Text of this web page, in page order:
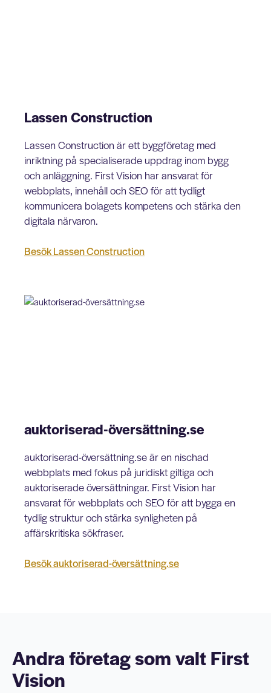
Lassen Construction
Lassen Construction är ett byggföretag med
inriktning på specialiserade uppdrag inom bygg
och anläggning. First Vision har ansvarat för
webbplats, innehåll och SEO för att tydligt
kommunicera bolagets kompetens och stärka den
digitala närvaron.
Besök Lassen Construction
auktoriserad-översättning.se
auktoriserad-översättning.se är en nischad
webbplats med fokus på juridiskt giltiga och
auktoriserade översättningar. First Vision har
ansvarat för webbplats och SEO för att bygga en
tydlig struktur och stärka synligheten på
affärskritiska sökfraser.
Besök auktoriserad-översättning.se
Andra företag som valt First
Vision